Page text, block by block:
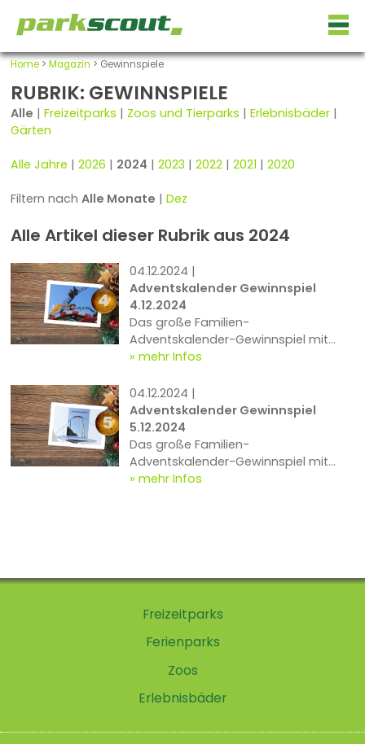
Home> Magazin > Gewinnspiele
RUBRIK: GEWINNSPIELE
Alle | Freizeitparks | Zoos und Tierparks | Erlebnisbäder|
Gärten
Alle Jahre | 2026 | 2024 | 2023 | 2022| 2021 | 2020
Filtern nach Alle Monate | Dez
Alle Artikel dieser Rubrik aus 2024
04.12.2024 |
Adventskalender Gewinnspiel
4.12.2024
Das große Familien-
Adventskalender-Gewinnspiel mit
Preisen im Gesamtwert von rund
nur einen Tag, also müsst Ihr schnell
sein ...
mehr Infos
04.12.2024 |
Adventskalender Gewinnspiel
5.12.2024
Das große Familien-
Adventskalender-Gewinnspiel mit
Preisen im Gesamtwert von rund
mehr Infos
Freizeitparks
Ferienparks
Zoos
Erlebnisbäder